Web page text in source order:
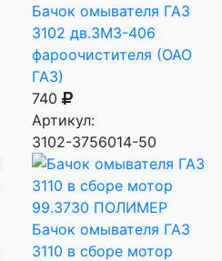
Бачок омывателя ГАЗ
3102 дв.ЗМЗ-406
фароочистителя (ОАО
ГАЗ)
740
Артикул:
3102-3756014-50
Бачок омывателя ГАЗ
3110 в сборе мотор